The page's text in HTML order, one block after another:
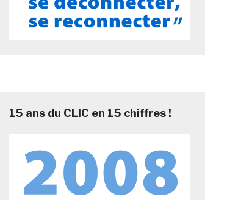
15 ans du CLIC en 15 chiffres !